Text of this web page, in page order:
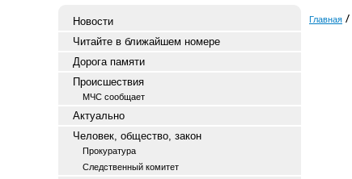
Новости
Читайте в ближайшем номере
Дорога памяти
Происшествия
МЧС сообщает
Актуально
Человек, общество, закон
Прокуратура
Следственный комитет
Главная